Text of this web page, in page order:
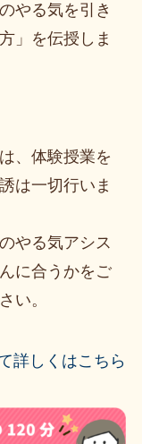
やる気を引き
」を伝授しま
、体験授業を
は一切行いま
やる気アシス
に合うかをご
い。
詳しくはこちら